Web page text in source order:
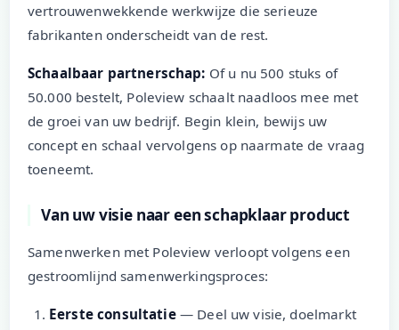
vertrouwenwekkende werkwijze die serieuze
fabrikanten onderscheidt van de rest.
Schaalbaar partnerschap: Of u nu 500 stuks of
50.000 bestelt, Poleview schaalt naadloos mee met
de groei van uw bedrijf. Begin klein, bewijs uw
concept en schaal vervolgens op naarmate de vraag
toeneemt.
Van uw visie naar een schapklaar product
Samenwerken met Poleview verloopt volgens een
gestroomlijnd samenwerkingsproces:
Eerste consultatie— Deel uw visie, doelmarkt